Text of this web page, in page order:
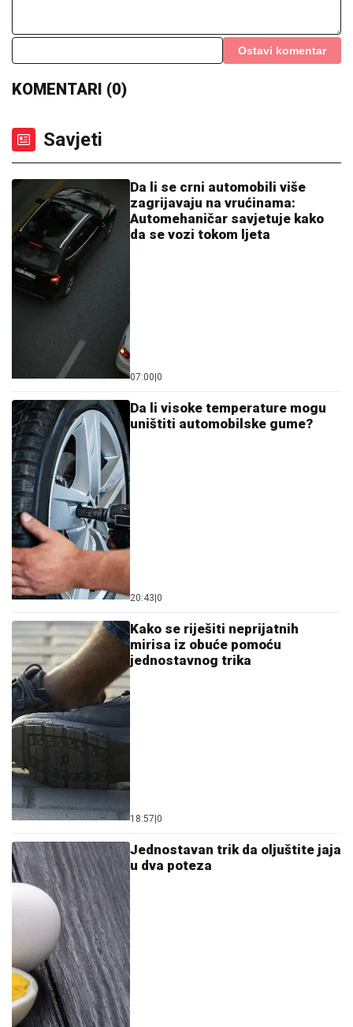
Ostavi komentar
KOMENTARI (0)
Savjeti
Da li se crni automobili više
zagrijavaju na vrućinama:
Automehaničar savjetuje kako
da se vozi tokom ljeta
07:00 0
Da li visoke temperature mogu
uništiti automobilske gume?
20:43 0
Kako se riješiti neprijatnih
mirisa iz obuće pomoću
jednostavnog trika
18:57 0
Jednostavan trik da oljuštite jaja
u dva poteza